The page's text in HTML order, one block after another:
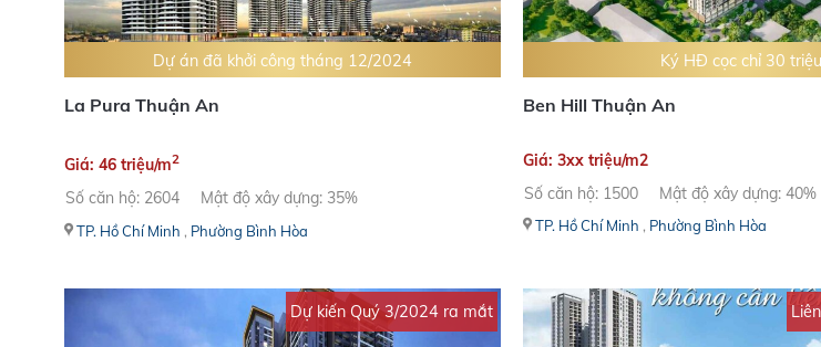
Dự án đã khởi công tháng 12/2024
La Pura Thuận An
Giá: 46 triệu/m2
Số căn hộ: 2604 Mật độ xây dựng: 35%
TP. Hồ Chí Minh , Phường Bình Hòa
Ký HĐ cọc chỉ 30 triệu
Ben Hill Thuận An
Giá: 3xx triệu/m2
Số căn hộ: 1500
Mật độ xây dựng: 40%
TP. Hồ Chí Minh , Phường Bình Hòa
Dự kiến Quý 3/2024 ra mắt